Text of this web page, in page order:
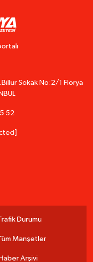
Sokak No:2/1 Florya
52
Durumu
Manşetler
Haber Arşivi